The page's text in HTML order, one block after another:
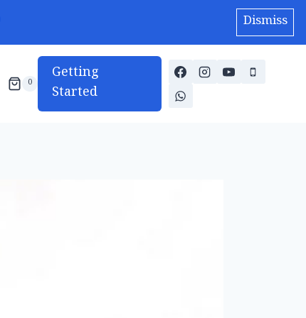
Dismiss
0
Getting
Started